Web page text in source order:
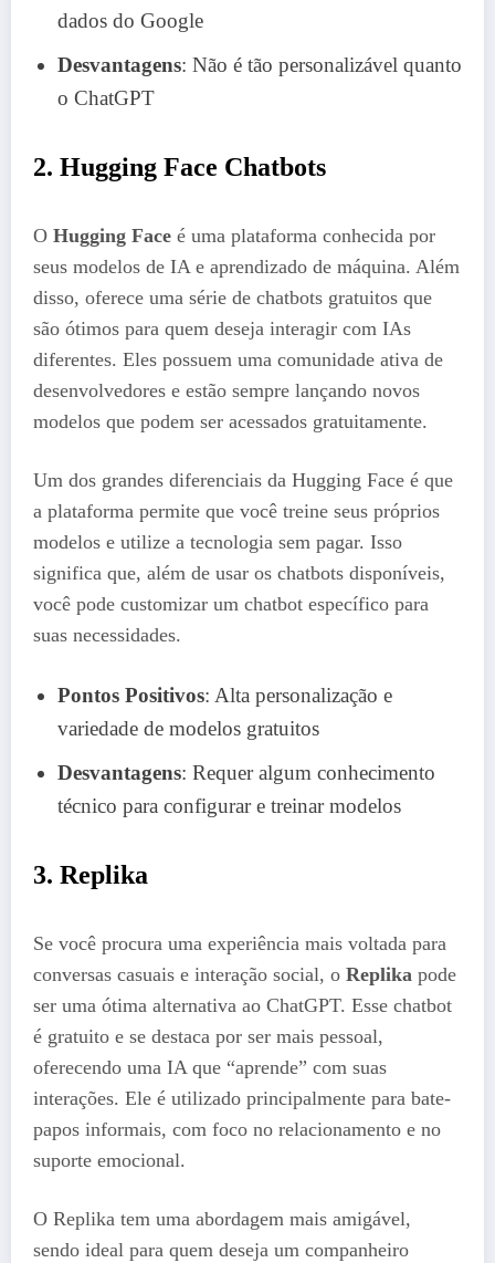
dados do Google
Desvantagens: Não é tão personalizável quanto
o ChatGPT
2. Hugging Face Chatbots
O Hugging Face é uma plataforma conhecida por
seus modelos de IA e aprendizado de máquina. Além
disso, oferece uma série de chatbots gratuitos que
são ótimos para quem deseja interagir com IAs
diferentes. Eles possuem uma comunidade ativa de
desenvolvedores e estão sempre lançando novos
modelos que podem ser acessados gratuitamente.
Um dos grandes diferenciais da Hugging Face é que
a plataforma permite que você treine seus próprios
modelos e utilize a tecnologia sem pagar. Isso
significa que, além de usar os chatbots disponíveis,
você pode customizar um chatbot específico para
suas necessidades.
Pontos Positivos: Alta personalização e
variedade de modelos gratuitos
Desvantagens: Requer algum conhecimento
técnico para configurar e treinar modelos
3. Replika
Se você procura uma experiência mais voltada para
conversas casuais e interação social, o Replika pode
ser uma ótima alternativa ao ChatGPT. Esse chatbot
é gratuito e se destaca por ser mais pessoal,
oferecendo uma IA que “aprende” com suas
interações. Ele é utilizado principalmente para bate-
papos informais, com foco no relacionamento e no
suporte emocional.
O Replika tem uma abordagem mais amigável,
sendo ideal para quem deseja um companheiro